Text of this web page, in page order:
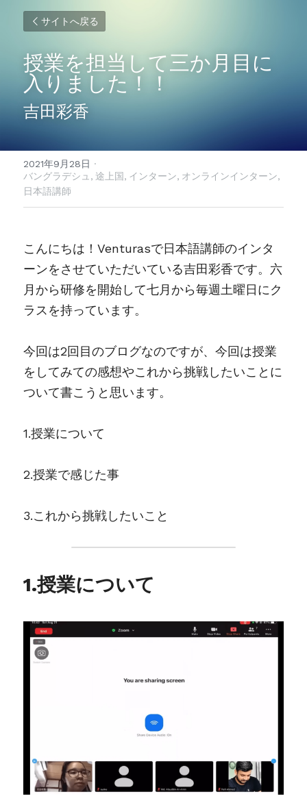
サイトへ戻る
授業を担当して三か月目に
入りました！！
吉田彩香
2021年9月28日 ·
バングラデシュ, 途上国, インターン, オンラインインターン,
日本語講師
こんにちは！Venturasで日本語講師のインタ
ーンをさせていただいている吉田彩香です。六
月から研修を開始して七月から毎週土曜日にク
ラスを持っています。
今回は2回目のブログなのですが、今回は授業
をしてみての感想やこれから挑戦したいことに
ついて書こうと思います。
1.授業について
2.授業で感じた事
3.これから挑戦したいこと
1.授業について